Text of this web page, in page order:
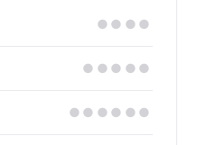
●●●●
●●●●●
●●●●●●